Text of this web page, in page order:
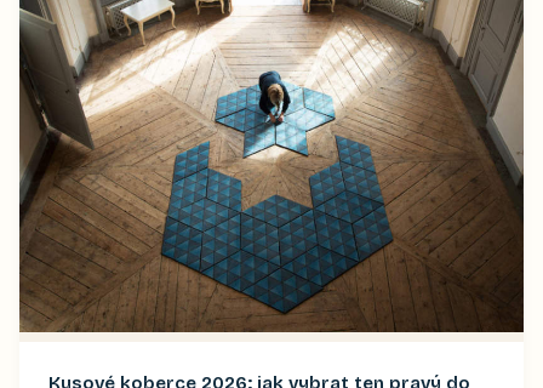
Kusové koberce 2026: jak vybrat ten pravý do